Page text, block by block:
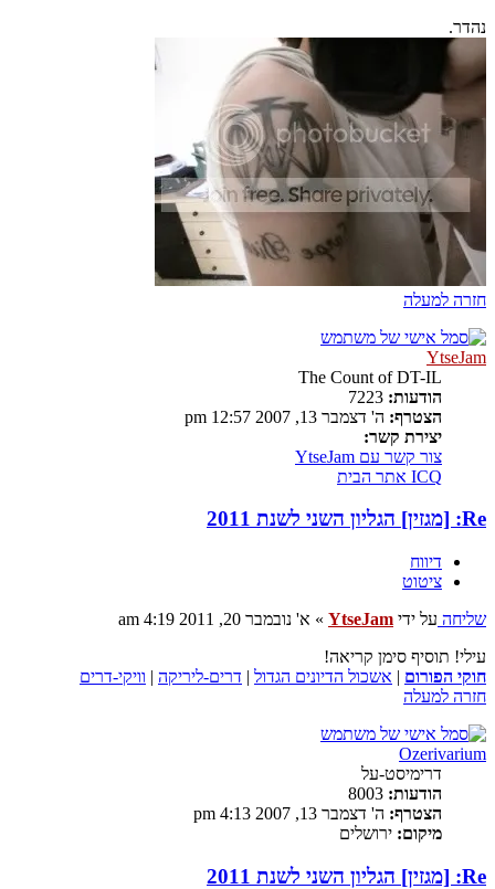
נהדר.
חזרה למעלה
YtseJam
The Count of DT-IL
הודעות:
הצטרף: ה' דצמבר 13, 2007 12:57 pm
יצירת קשר:
צור קשר עם YtseJam
ICQ אתר הבית
Re: [מגזין] הגליון השני לשנת 2011
דיווח
ציטוט
שליחה על ידי YtseJam
» א' נובמבר 20, 2011 4:19 am
עילי! תוסיף סימן קריאה!
חוקי הפורום | אשכול הדיונים הגדול | דרים-ליריקה | וויקי-דרים
חזרה למעלה
Ozerivarium
דרימיסט-על
הודעות:
הצטרף: ה' דצמבר 13, 2007 4:13 pm
מיקום: ירושלים
Re: [מגזין] הגליון השני לשנת 2011